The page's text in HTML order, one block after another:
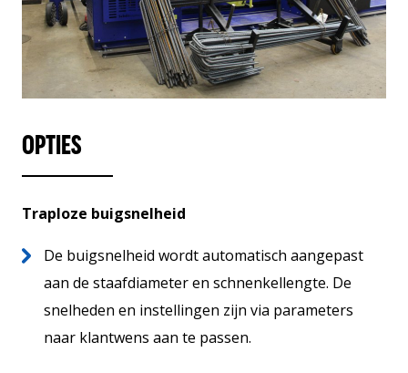
OPTIES
Traploze buigsnelheid
De buigsnelheid wordt automatisch aangepast
aan de staafdiameter en schnenkellengte. De
snelheden en instellingen zijn via parameters
naar klantwens aan te passen.